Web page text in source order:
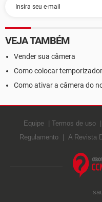
VEJA TAMBÉM
Vender sua câmera
Como colocar
Como ativar a câmera do
Equipe Termos de uso
Regulamento
A Revista